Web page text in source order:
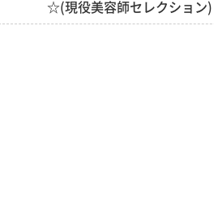
☆(現役美容師セレクション)